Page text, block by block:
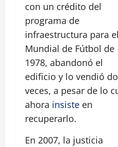
con un crédito del
programa de
infraestructura para el
Mundial de Fútbol de
1978, abandonó el
edificio y lo vendió
veces, a pesar de lo
ahora insiste en
recuperarlo.
En 2007, la justicia